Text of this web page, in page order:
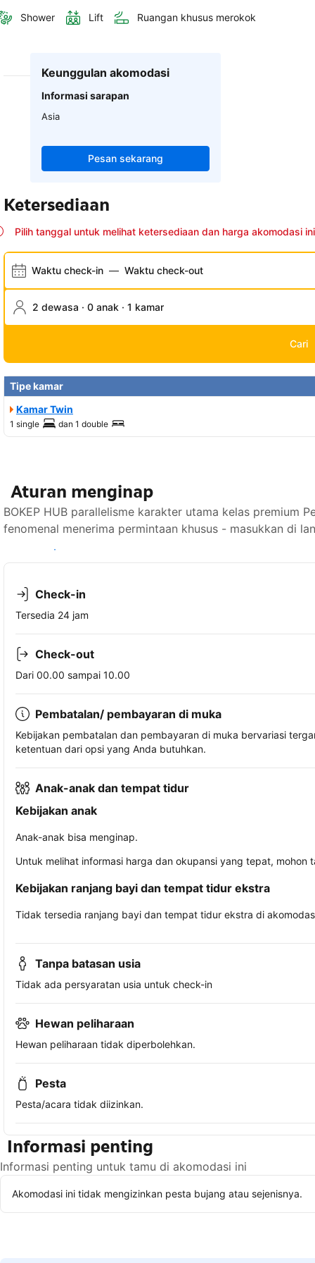
Shower Lift Ruangan khusus merokok
Keunggulan akomodasi
Informasi sarapan
Asia
Pesan sekarang
Ketersediaan
Pilih tanggal untuk melihat ketersediaan dan harga akomodasi ini
Waktu check-in — Waktu check-out
2 dewasa · 0 anak · 1 kamar
Cari
Tipe kamar
Kamar Twin
1 single dan 1 double
Aturan menginap
BOKEP HUB parallelisme karakter utama kelas premium
fenomenal menerima permintaan khusus - masukkan di
Lihat ketersediaan
Check-in
Tersedia 24 jam
Check-out
Dari 00.00 sampai 10.00
Pembatalan/ pembayaran di muka
Kebijakan pembatalan dan pembayaran di muka bervariasi
ketentuan dari opsi yang Anda butuhkan.
Anak-anak dan tempat tidur
Kebijakan anak
Anak-anak bisa menginap.
Untuk melihat informasi harga dan okupansi yang tepat,
Kebijakan ranjang bayi dan tempat tidur ekstra
Tidak tersedia ranjang bayi dan tempat tidur ekstra di
Tanpa batasan usia
Tidak ada persyaratan usia untuk check-in
Hewan peliharaan
Hewan peliharaan tidak diperbolehkan.
Pesta
Pesta/acara tidak diizinkan.
Informasi penting
Informasi penting untuk tamu di akomodasi ini
Akomodasi ini tidak mengizinkan pesta bujang atau sejenisnya.